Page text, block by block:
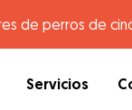
de perros de
Servicios